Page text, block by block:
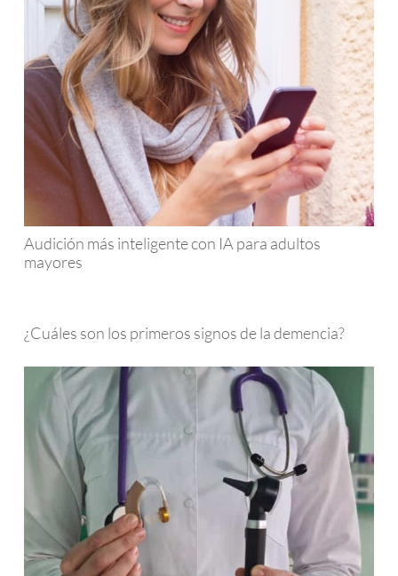
Audición más inteligente con IA para adultos
mayores
¿Cuáles son los primeros signos de la demencia?